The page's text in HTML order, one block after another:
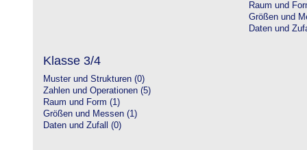
Raum und
Größen und
Daten und
Klasse 3/4
Muster und Strukturen (0)
Zahlen und Operationen (5)
Raum und Form (1)
Größen und Messen (1)
Daten und Zufall (0)